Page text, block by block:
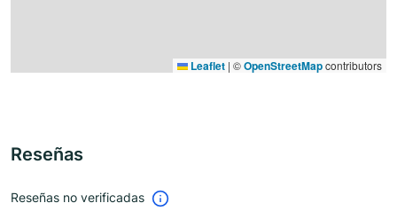
Leaflet | ©OpenStreetMapcontributors
Reseñas
Reseñas no verificadas